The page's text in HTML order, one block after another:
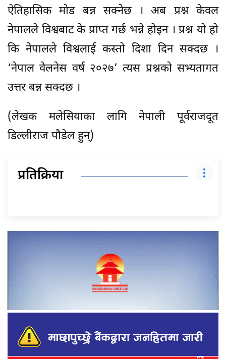
ऐतिहासिक मोड बन्न सक्नेछ । अब प्रश्न केवल
नेपालले विश्वबाट के प्राप्त गर्छ भन्ने होइन । प्रश्न यो हो
कि नेपालले विश्वलाई कस्तो दिशा दिन सक्दछ ।
‘नेपाल वेलनेस वर्ष २०२७’ त्यस प्रश्नको सभ्यतागत
उत्तर बन्न सक्दछ ।
(लेखक मलेसियाका लागि नेपाली पूर्वराजदूत
डिल्लीराज पौडेल हुन्)
प्रतिक्रिया